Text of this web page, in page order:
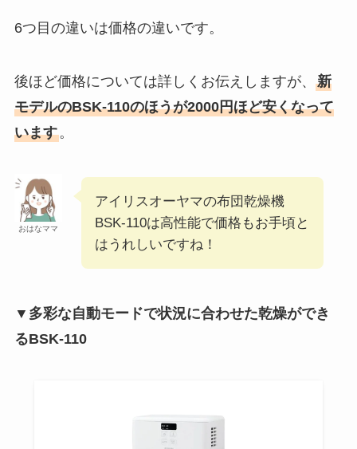
6つ目の違いは価格の違いです。
後ほど価格については詳しくお伝えしますが、 新
モデルのBSK-110のほうが2000円ほど安くなって
います。
おはなママ
アイリスオーヤマの布団乾燥機
BSK-110は高性能で価格もお手頃と
はうれしいですね！
▼多彩な自動モードで状況に合わせた乾燥ができ
るBSK-110